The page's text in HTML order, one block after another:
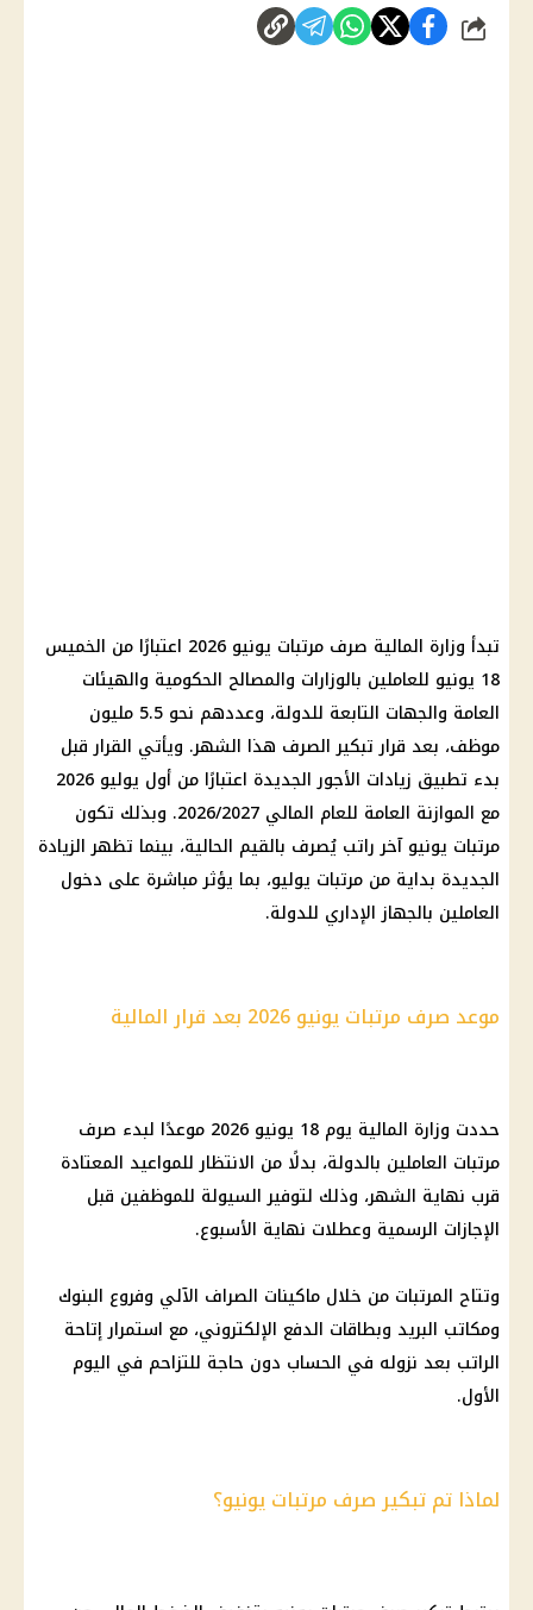
شارك
تبدأ وزارة المالية صرف مرتبات يونيو 2026
اعتبارًا من الخميس
18 يونيو للعاملين بالوزارات والمصالح الحكومية والهيئات
العامة والجهات التابعة للدولة، وعددهم نحو 5.5 مليون
موظف، بعد قرار تبكير الصرف هذا الشهر. ويأتي القرار قبل
بدء تطبيق زيادات الأجور
الجديدة اعتبارًا من أول يوليو 2026
مع الموازنة العامة للعام المالي 2026/2027. وبذلك تكون
مرتبات يونيو آخر راتب يُصرف بالقيم الحالية، بينما تظهر الزيادة
الجديدة بداية من مرتبات يوليو، بما يؤثر مباشرة على دخول
العاملين بالجهاز الإداري للدولة.
موعد صرف مرتبات يونيو 2026 بعد قرار المالية
حددت وزارة المالية يوم 18 يونيو 2026 موعدًا لبدء صرف
مرتبات العاملين بالدولة، بدلًا من الانتظار للمواعيد المعتادة
قرب نهاية الشهر، وذلك لتوفير السيولة للموظفين قبل
الإجازات الرسمية وعطلات نهاية الأسبوع.
وتتاح المرتبات من خلال ماكينات الصراف الآلي وفروع البنوك
ومكاتب البريد وبطاقات الدفع الإلكتروني، مع استمرار إتاحة
الراتب بعد نزوله في الحساب دون حاجة للتزاحم في اليوم
الأول.
لماذا تم تبكير صرف مرتبات يونيو؟